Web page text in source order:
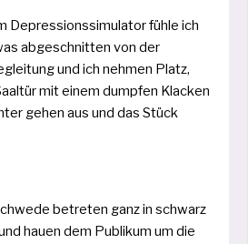
Depressionssimulator füh­le ich
abgeschnit­ten von der
und ich neh­men Platz,
mit einem dump­fen Klacken
gehen aus und das Stück
betre­ten ganz in schwarz
hau­en dem Publikum um die